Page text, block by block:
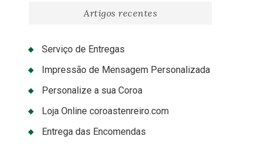
Artigos recentes
Serviço de Entregas
Impressão de Mensagem Personalizada
Personalize a sua Coroa
Loja Online coroastenreiro.com
Entrega das Encomendas